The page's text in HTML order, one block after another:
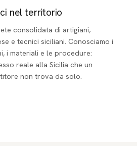
nel territorio
consolidata di artigiani,
e tecnici siciliani. Conosciamo i
i materiali e le procedure:
reale alla Sicilia che un
non trova da solo.